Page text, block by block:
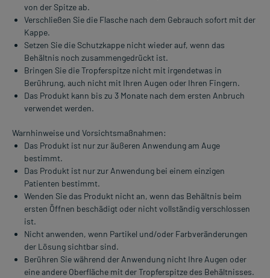
von der Spitze ab.
Verschließen Sie die Flasche nach dem Gebrauch sofort mit der
Kappe.
Setzen Sie die Schutzkappe nicht wieder auf, wenn das
Behältnis noch zusammengedrückt ist.
Bringen Sie die Tropferspitze nicht mit irgendetwas in
Berührung, auch nicht mit Ihren Augen oder Ihren Fingern.
Das Produkt kann bis zu 3 Monate nach dem ersten Anbruch
verwendet werden.
Warnhinweise und Vorsichtsmaßnahmen:
Das Produkt ist nur zur äußeren Anwendung am Auge
bestimmt.
Das Produkt ist nur zur Anwendung bei einem einzigen
Patienten bestimmt.
Wenden Sie das Produkt nicht an, wenn das Behältnis beim
ersten Öffnen beschädigt oder nicht vollständig verschlossen
ist.
Nicht anwenden, wenn Partikel und/oder Farbveränderungen
der Lösung sichtbar sind.
Berühren Sie während der Anwendung nicht Ihre Augen oder
eine andere Oberfläche mit der Tropferspitze des Behältnisses.